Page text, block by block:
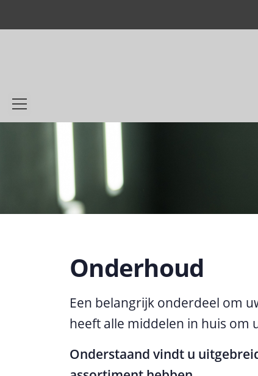
Onderhoud
Een belangrijk onderdeel om
heeft alle middelen in huis om
Onderstaand vindt u